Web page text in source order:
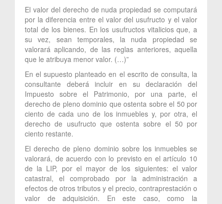
El valor del derecho de nuda propiedad se computará
por la diferencia entre el valor del usufructo y el valor
total de los bienes. En los usufructos vitalicios que, a
su vez, sean temporales, la nuda propiedad se
valorará aplicando, de las reglas anteriores, aquella
que le atribuya menor valor. (…)”
En el supuesto planteado en el escrito de consulta, la
consultante deberá incluir en su declaración del
Impuesto sobre el Patrimonio, por una parte, el
derecho de pleno dominio que ostenta sobre el 50 por
ciento de cada uno de los inmuebles y, por otra, el
derecho de usufructo que ostenta sobre el 50 por
ciento restante.
El derecho de pleno dominio sobre los inmuebles se
valorará, de acuerdo con lo previsto en el artículo 10
de la LIP, por el mayor de los siguientes: el valor
catastral, el comprobado por la administración a
efectos de otros tributos y el precio, contraprestación o
valor de adquisición. En este caso, como la